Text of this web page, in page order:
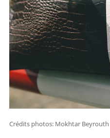
Crédits photos: Mokhtar Beyrouth